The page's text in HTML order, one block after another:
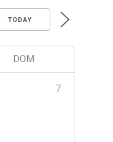
TODAY
DOM
7